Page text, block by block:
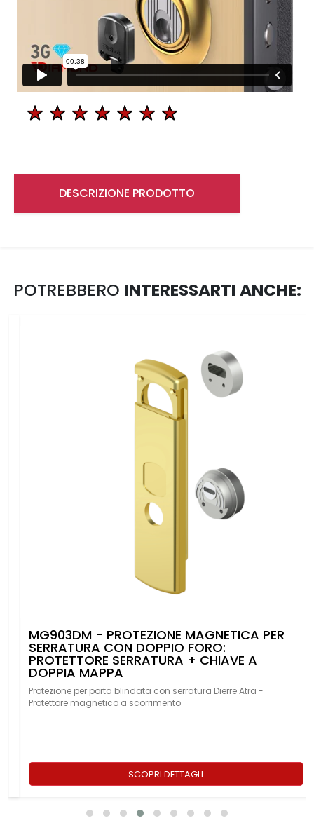
DESCRIZIONE PRODOTTO
POTREBBERO INTERESSARTI ANCHE:
MG903DM - PROTEZIONE MAGNETICA PER
SERRATURA CON DOPPIO FORO:
PROTETTORE SERRATURA + CHIAVE A
DOPPIA MAPPA
Protezione per porta blindata con serratura Dierre Atra -
Protettore magnetico a scorrimento
SCOPRI DETTAGLI